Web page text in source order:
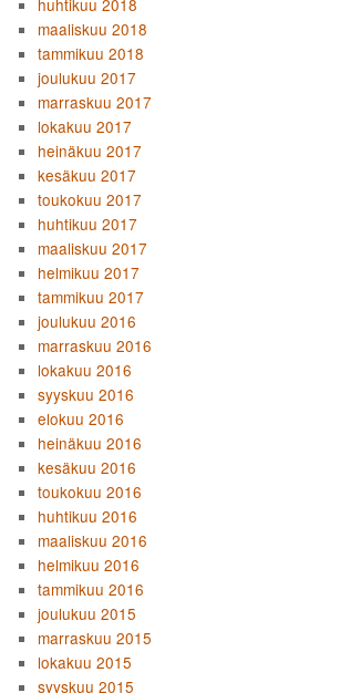
huhtikuu 2018
maaliskuu 2018
tammikuu 2018
joulukuu 2017
marraskuu 2017
lokakuu 2017
heinäkuu 2017
kesäkuu 2017
toukokuu 2017
huhtikuu 2017
maaliskuu 2017
helmikuu 2017
tammikuu 2017
joulukuu 2016
marraskuu 2016
lokakuu 2016
syyskuu 2016
elokuu 2016
heinäkuu 2016
kesäkuu 2016
toukokuu 2016
huhtikuu 2016
maaliskuu 2016
helmikuu 2016
tammikuu 2016
joulukuu 2015
marraskuu 2015
lokakuu 2015
syyskuu 2015